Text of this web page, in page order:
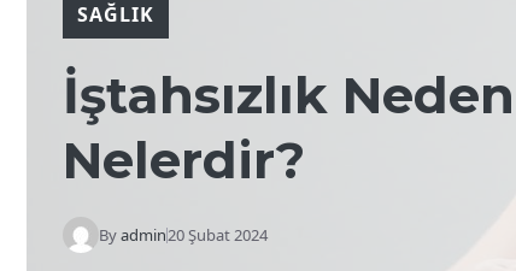
SAĞLIK
İştahsızlık
Nelerdir?
Byadmin20 Şubat 2024